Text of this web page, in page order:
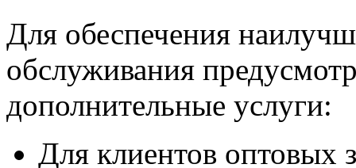
Для обеспечения
обслуживания
дополнительные услуги:
Для клиентов оптовых